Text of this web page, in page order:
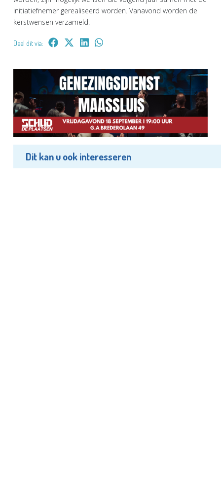
initiatiefnemer gerealiseerd worden. Vanavond worden de
kerstwensen verzameld.
Deel dit via:
Dit kan u ook interesseren